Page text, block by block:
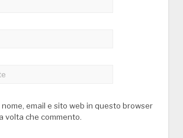
nome, email e sito web in questo browser
volta che commento.